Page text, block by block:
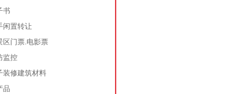
书
闲置转让
区门票.电影票
监控
装修建筑材料
品